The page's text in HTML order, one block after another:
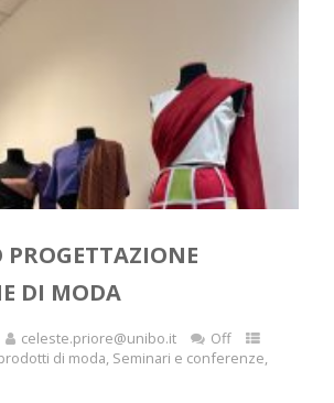
DI MODA
celeste.priore@unibo.it
Off
di moda, Seminari e conferenze,